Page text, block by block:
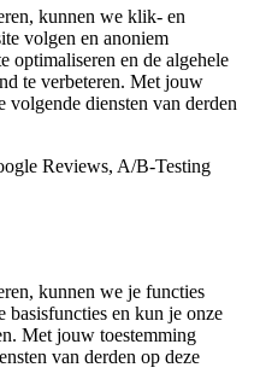
kunnen we klik- en
volgen en anoniem
optimaliseren en de algehele
te verbeteren. Met jouw
volgende diensten van derden
Reviews, A/B-Testing
kunnen we je functies
basisfuncties en kun je onze
Met jouw toestemming
van derden op deze